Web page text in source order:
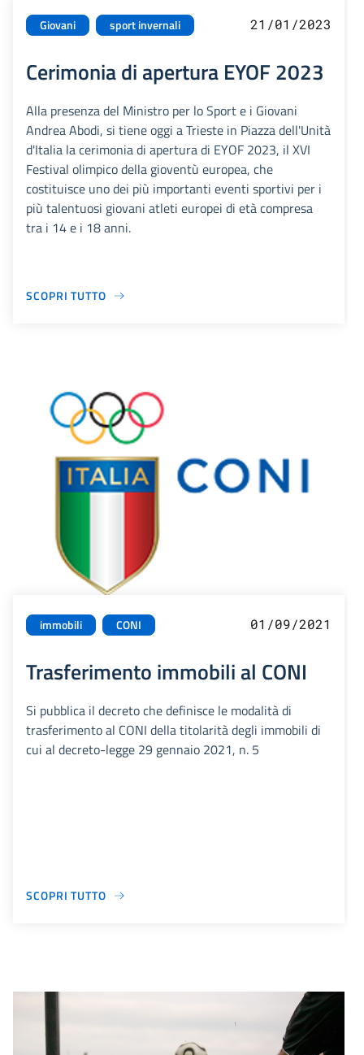
Giovani sport invernali 21/01/2023
Cerimonia di apertura EYOF 2023
Alla presenza del Ministro per lo Sport e i Giovani
Andrea Abodi, si tiene oggi a Trieste in Piazza dell'Unità
d'Italia la cerimonia di apertura di EYOF 2023, il XVI
Festival olimpico della gioventù europea, che
costituisce uno dei più importanti eventi sportivi per i
più talentuosi giovani atleti europei di età compresa
tra i 14 e i 18 anni.
SCOPRI TUTTO
immobili CONI 01/09/2021
Trasferimento immobili al CONI
Si pubblica il decreto che definisce le modalità di
trasferimento al CONI della titolarità degli immobili di
cui al decreto-legge 29 gennaio 2021, n. 5
SCOPRI TUTTO